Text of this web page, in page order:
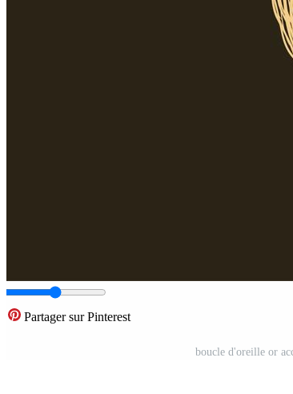
Partager sur Pinterest
boucle d'oreille or